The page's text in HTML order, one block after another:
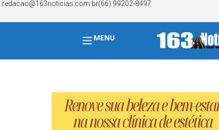
redacao@163noticias.com.br(66) 99202-8497
MENU